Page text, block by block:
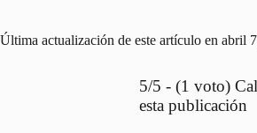
Última actualización de este artículo en abril
5/5 - (1 voto)
esta publicación